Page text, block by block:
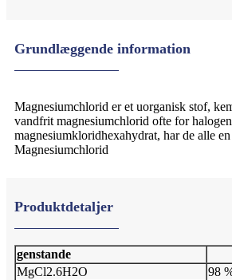
Grundlæggende information
Magnesiumchlorid er et uorganisk stof,
vandfrit magnesiumchlorid ofte for
magnesiumkloridhexahydrat, har de alle
Magnesiumchlorid
Produktdetaljer
genstande
MgCl2.6H2O
98